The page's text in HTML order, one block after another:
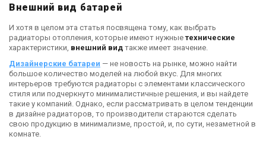
Внешний вид батарей
И хотя в целом эта статья посвящена тому, как выбрать
радиаторы отопления, которые имеют нужныетехнические
характеристики, внешний вид также имеет значение.
Дизайнерские батареи — не новость на рынке, можно найти
большое количество моделей на любой вкус. Для многих
интерьеров требуются радиаторы с элементами классического
стиля или подчеркнуто минималистичные решения, и вы найдете
такие у компаний. Однако, если рассматривать в целом тенденции
в дизайне радиаторов, то производители стараются сделать
свою продукцию в минимализме, простой, и, по сути, незаметной в
комнате.